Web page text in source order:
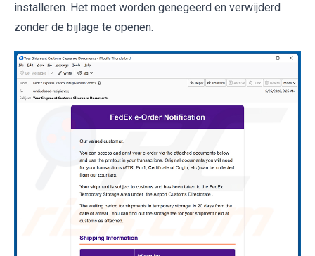
installeren. Het moet worden genegeerd en verwijderd
zonder de bijlage te openen.